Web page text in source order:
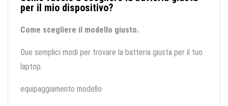
per il mio dispositivo?
Come scegliere il modello giusto.
Due semplici modi per trovare la batteria giusta per il tuo
laptop.
equipaggiamento modello